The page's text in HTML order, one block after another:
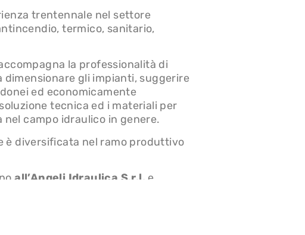
trentennale nel settore
termico, sanitario,
la professionalità di
dimensionare gli impianti, suggerire
ed economicamente
tecnica ed i materiali per
campo idraulico in genere.
è diversificata nel ramo produttivo
all’Angeli Idraulica S.r.l. e
a scopo potabile, antincendio,
cooperative;